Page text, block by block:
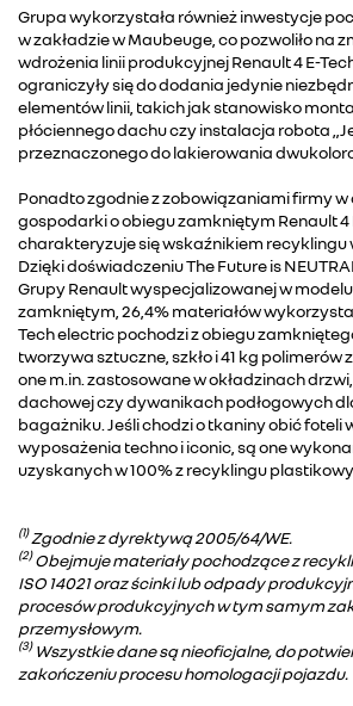
Grupa wykorzystała również inwestycje
w zakładzie w Maubeuge, co pozwoliło na
wdrożenia linii produkcyjnej Renault 4 E-
ograniczyły się do dodania jedynie
elementów linii, takich jak stanowisko
płóciennego dachu czy instalacja robota
przeznaczonego do lakierowania
Ponadto zgodnie z zobowiązaniami firmy w
gospodarki o obiegu zamkniętym Renault 4
charakteryzuje się wskaźnikiem recyklingu
Dzięki doświadczeniu The Future is
Grupy Renault wyspecjalizowanej w
zamkniętym, 26,4% materiałów
Tech electric pochodzi z obiegu
tworzywa sztuczne, szkło i 41 kg polimerów
one m.in. zastosowane w okładzinach
dachowej czy dywanikach podłogowych
bagażniku. Jeśli chodzi o tkaniny obić foteli
wyposażenia techno i iconic, są one
uzyskanych w 100% z recyklingu
(1)Zgodnie z dyrektywą 2005/64/WE.
(2)Obejmuje materiały pochodzące z
ISO 14021 oraz ścinki lub odpady
procesów produkcyjnych w tym samym
przemysłowym.
(3) Wszystkie dane są nieoficjalne, do
zakończeniu procesu homologacji pojazdu.